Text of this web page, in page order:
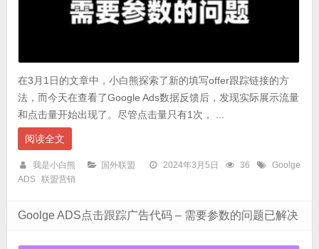
在3月1日的文章中，小白熊探索了新的填写offer跟踪链接的方
法，而今天在查看了Google Ads数据反馈后，发现实际展示流量
和点击量开始出现了。尽管点击量只有1次， ...
阅读全文
我是小白熊 国外联盟 2024年3月5日 36
Goolge
ADS 联盟营销
Goolge ADS点击跟踪广告代码 – 需要参数的问题已解决